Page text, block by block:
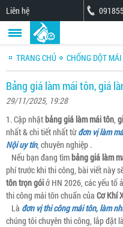
Liên hệ
TRANG CHỦ CHỐNG DỘT
Bảng giá làm mái tôn, giá
29/11/2025, 19:28
1. Cập nhậtbảng giá làm mái tôn,
nhất & chi tiết nhất từđơn vị làm
Nội uy tín, chuyên nghiệp .
Nếu bạn đang tìmbảng giá làm
phí trước khi thi công, bài viết này
tôn trọn góiở HN 2026, các yếu tố
thi công mái tôn chuẩn của Cơ Khí
Là đơn vị thi công mái tôn, làm
chúng tôi chuyên thi công, lắp đặt